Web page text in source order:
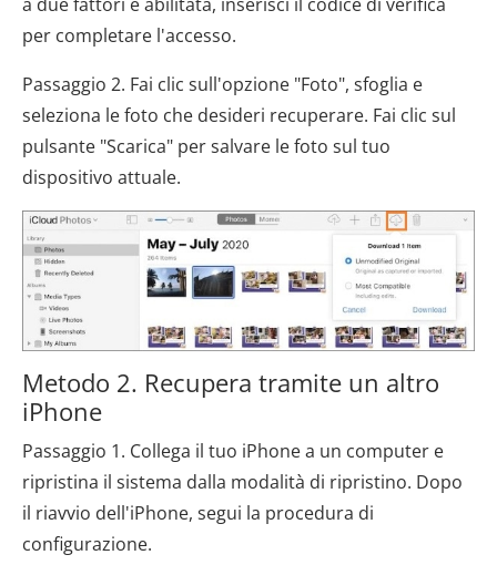
per completare l'accesso.
Passaggio 2. Fai clic sull'opzione "Foto", sfoglia e
seleziona le foto che desideri recuperare. Fai clic sul
pulsante "Scarica" ​​per salvare le foto sul tuo
dispositivo attuale.
Metodo 2. Recupera tramite un altro
iPhone
Passaggio 1. Collega il tuo iPhone a un computer e
ripristina il sistema dalla modalità di ripristino. Dopo
il riavvio dell'iPhone, segui la procedura di
configurazione.